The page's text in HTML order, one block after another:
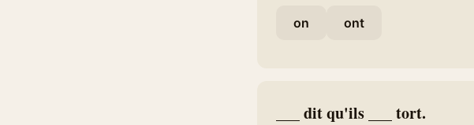
on ont
___ dit qu'ils ___ tort.